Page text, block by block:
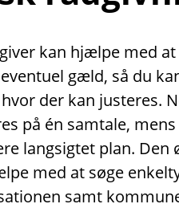
kan hjælpe med
gæld, så du
der kan justeres.
på én samtale,
langsigtet plan. Den
med at søge
samt